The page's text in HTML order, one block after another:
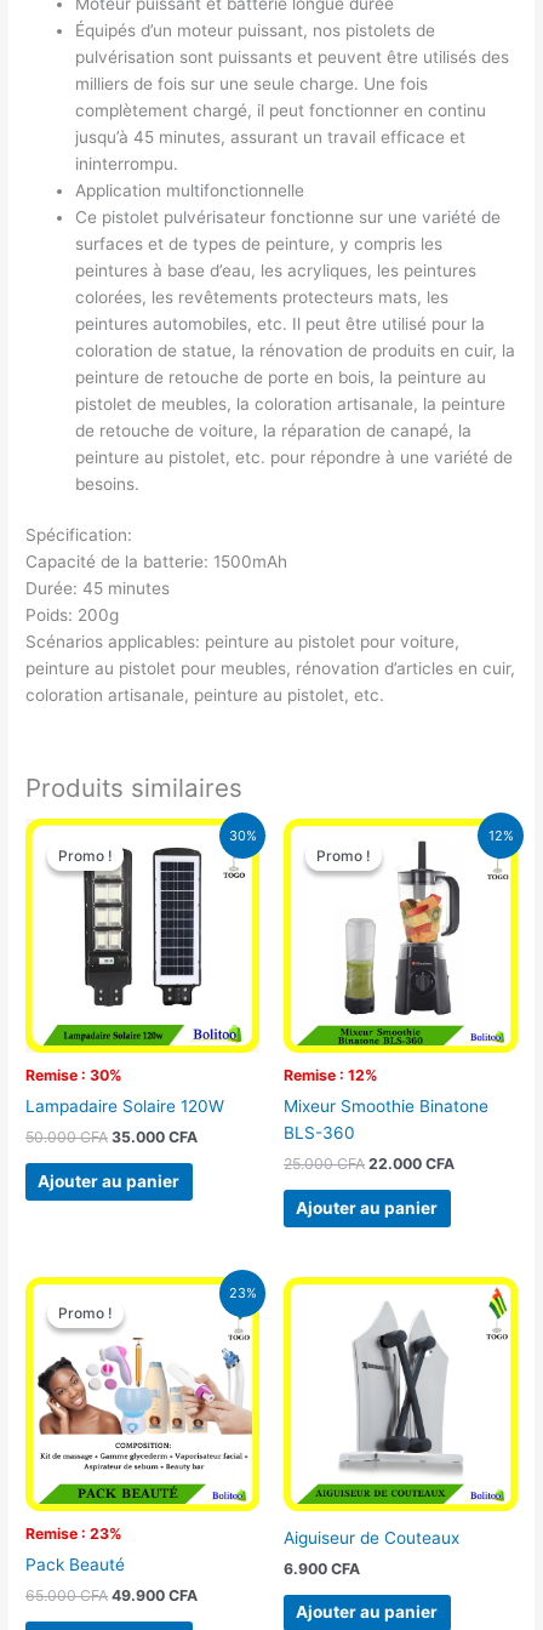
Équipés d’un moteur puissant, nos pistolets de
pulvérisation sont puissants et peuvent être utilisés des
milliers de fois sur une seule charge. Une fois
complètement chargé, il peut fonctionner en continu
jusqu’à 45 minutes, assurant un travail efficace et
ininterrompu.
Application multifonctionnelle
Ce pistolet pulvérisateur fonctionne sur une variété de
surfaces et de types de peinture, y compris les
peintures à base d’eau, les acryliques, les peintures
colorées, les revêtements protecteurs mats, les
peintures automobiles, etc. Il peut être utilisé pour la
coloration de statue, la rénovation de produits en cuir, la
peinture de retouche de porte en bois, la peinture au
pistolet de meubles, la coloration artisanale, la peinture
de retouche de voiture, la réparation de canapé, la
peinture au pistolet, etc. pour répondre à une variété de
besoins.
Spécification:
Capacité de la batterie: 1500mAh
Durée: 45 minutes
Poids: 200g
Scénarios applicables: peinture au pistolet pour voiture,
peinture au pistolet pour meubles, rénovation d’articles en cuir,
coloration artisanale, peinture au pistolet, etc.
Produits similaires
30%
Promo !
Remise : 30%
Promo !
Lampadaire Solaire 120W
50.000CFA
Le
prix
initial
était :
50.000 CFA.
35.000CFA
Le
prix
actuel
est :
35.000 CFA.
Ajouter au panier
12%
Promo !
Remise : 12%
Promo !
Mixeur Smoothie Binatone
BLS-360
25.000CFA
Le
prix
initial
était :
25.000 CFA.
22.000 CFA
Le
prix
actuel
est :
Ajouter au panier
23%
Promo !
Remise : 23%
Promo !
Pack Beauté
65.000CFA
Le
prix
initial
était :
65.000 CFA.
49.900CFA
Le
prix
actuel
49.900 CFA.
Aiguiseur de Couteaux
6.900 CFA
Ajouter au panier